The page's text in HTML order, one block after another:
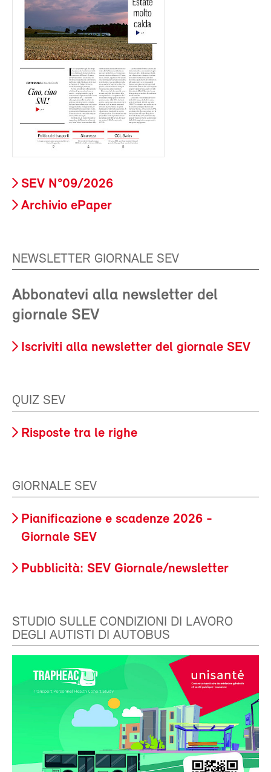
SEV N°09/2026
Archivio ePaper
NEWSLETTER GIORNALE SEV
Abbonatevi alla newsletter del
giornale SEV
Iscriviti alla newsletter del giornale SEV
QUIZ SEV
Risposte tra le righe
GIORNALE SEV
Pianificazione e scadenze 2026 -
Giornale SEV
Pubblicità: SEV Giornale/newsletter
STUDIO SULLE CONDIZIONI DI LAVORO
DEGLI AUTISTI DI AUTOBUS